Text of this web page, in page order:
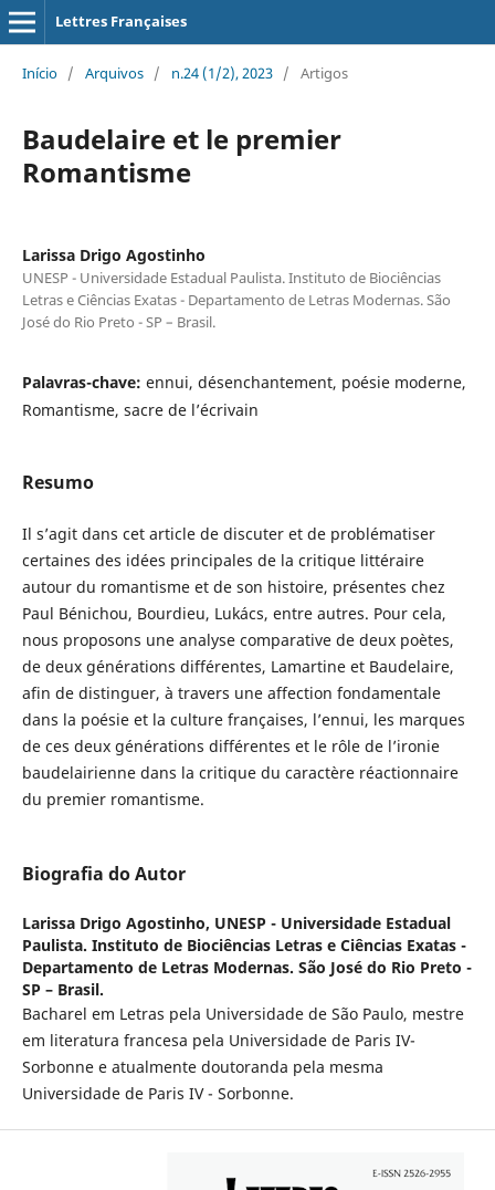
Lettres Françaises
Início / Arquivos / n.24 (1/2), 2023 / Artigos
Baudelaire et le premier
Romantisme
Larissa Drigo Agostinho
UNESP - Universidade Estadual Paulista. Instituto de Biociências
Letras e Ciências Exatas - Departamento de Letras Modernas. São
José do Rio Preto - SP – Brasil.
Palavras-chave: ennui, désenchantement, poésie moderne,
Romantisme, sacre de l’écrivain
Resumo
Il s’agit dans cet article de discuter et de problématiser
certaines des idées principales de la critique littéraire
autour du romantisme et de son histoire, présentes chez
Paul Bénichou, Bourdieu, Lukács, entre autres. Pour cela,
nous proposons une analyse comparative de deux poètes,
de deux générations différentes, Lamartine et Baudelaire,
afin de distinguer, à travers une affection fondamentale
dans la poésie et la culture françaises, l’ennui, les marques
de ces deux générations différentes et le rôle de l’ironie
baudelairienne dans la critique du caractère réactionnaire
du premier romantisme.
Biografia do Autor
Larissa Drigo Agostinho, UNESP - Universidade Estadual
Paulista. Instituto de Biociências Letras e Ciências Exatas -
Departamento de Letras Modernas. São José do Rio Preto -
SP – Brasil.
Bacharel em Letras pela Universidade de São Paulo, mestre
em literatura francesa pela Universidade de Paris IV-
Sorbonne e atualmente doutoranda pela mesma
Universidade de Paris IV - Sorbonne.